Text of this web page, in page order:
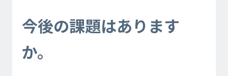
今後の課題はあります
か。